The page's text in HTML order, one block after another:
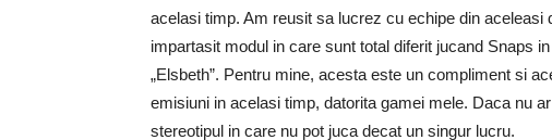
acelasi timp. Am reusit sa lucrez cu echipe din
impartasit modul in care sunt total diferit jucand Snaps
„Elsbeth”. Pentru mine, acesta este un compliment si
emisiuni in acelasi timp, datorita gamei mele. Daca nu
stereotipul in care nu pot juca decat un singur lucru.